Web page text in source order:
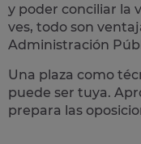
y poder conciliar la
ves, todo son
Administración
Una plaza como
puede ser tuya.
prepara las